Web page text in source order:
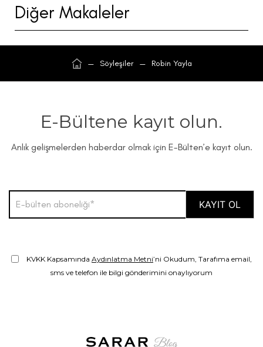
Diğer Makaleler
— Söyleşiler — Robin Yayla
E-Bültene kayıt olun.
Anlık gelişmelerden haberdar olmak için E-Bülten’e kayıt olun.
KVKK Kapsamında Aydınlatma Metni’ni Okudum, Tarafıma email,
sms ve telefon ile bilgi gönderimini onaylıyorum